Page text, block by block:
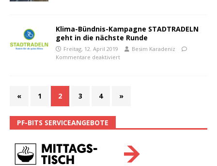
Klima-Bündnis-Kampagne STADTRADELN
geht in die nächste Runde
Freitag, 12. April 2019
Besim Karadeniz
Kommentare deaktiviert
« 1 2 3 4 »
PF-BITS SERVICEANGEBOTE